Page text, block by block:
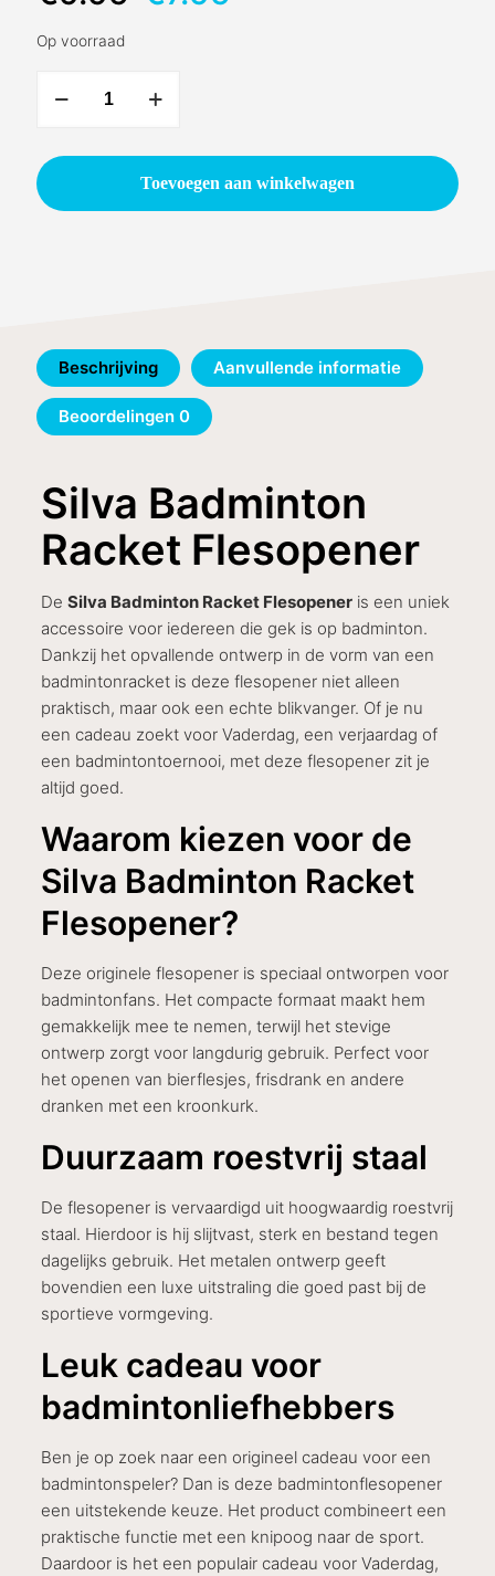
prijs
Op voorraad
Badminton
Flesopener
aantal
Toevoegen aan winkelwagen
Beschrijving Aanvullende informatie
Beoordelingen 0
Silva Badminton
Racket Flesopener
De Silva Badminton Racket Flesopeneris een uniek
accessoire voor iedereen die gek is op badminton.
Dankzij het opvallende ontwerp in de vorm van een
badmintonracket is deze flesopener niet alleen
praktisch, maar ook een echte blikvanger. Of je nu
een cadeau zoekt voor Vaderdag, een verjaardag of
een badmintontoernooi, met deze flesopener zit je
altijd goed.
Waarom kiezen voor de
Silva Badminton Racket
Flesopener?
Deze originele flesopener is speciaal ontworpen voor
badmintonfans. Het compacte formaat maakt hem
gemakkelijk mee te nemen, terwijl het stevige
ontwerp zorgt voor langdurig gebruik. Perfect voor
het openen van bierflesjes, frisdrank en andere
dranken met een kroonkurk.
Duurzaam roestvrij staal
De flesopener is vervaardigd uit hoogwaardig roestvrij
staal. Hierdoor is hij slijtvast, sterk en bestand tegen
dagelijks gebruik. Het metalen ontwerp geeft
bovendien een luxe uitstraling die goed past bij de
sportieve vormgeving.
Leuk cadeau voor
badmintonliefhebbers
Ben je op zoek naar een origineel cadeau voor een
badmintonspeler? Dan is deze badmintonflesopener
een uitstekende keuze. Het product combineert een
praktische functie met een knipoog naar de sport.
Daardoor is het een populair cadeau voor Vaderdag,